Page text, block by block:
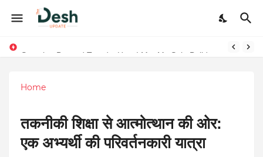
Home
तकनीकी शिक्षा से आत्मोत्थान की ओर:
एक अभ्यर्थी की परिवर्तनकारी यात्रा